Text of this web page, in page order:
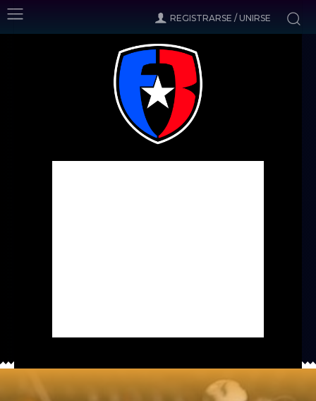
REGISTRARSE / UNIRSE